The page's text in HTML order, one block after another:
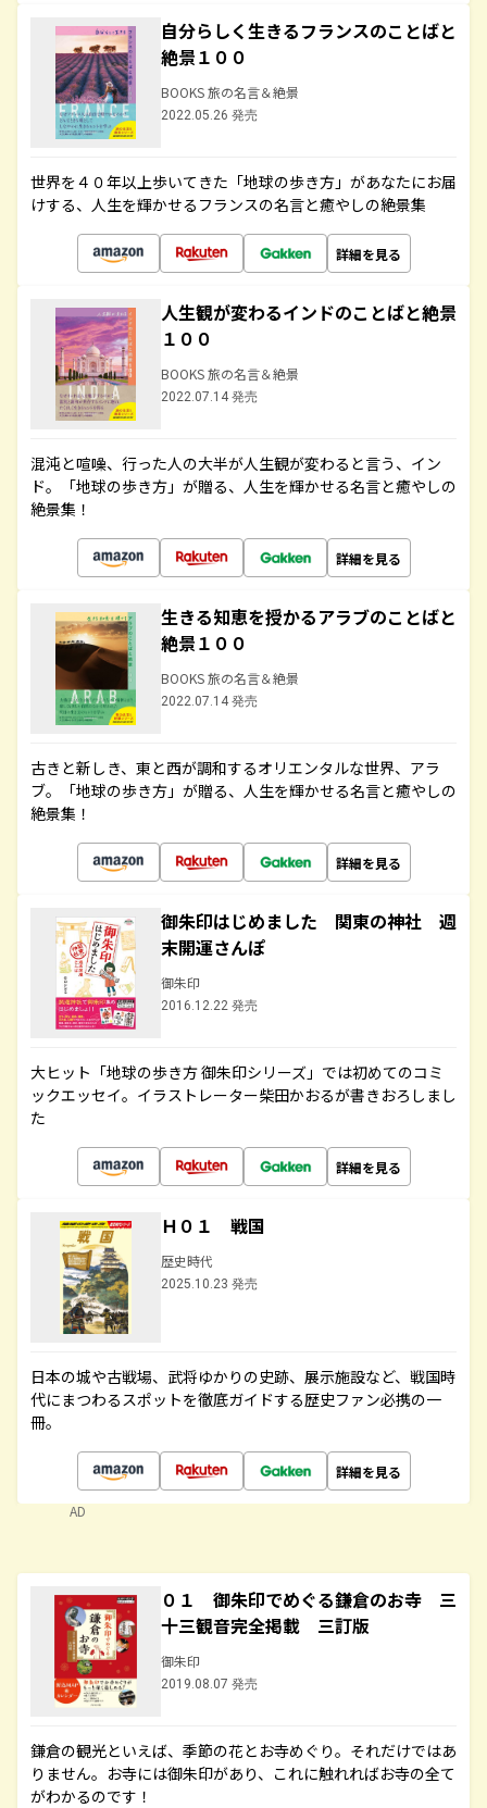
自分らしく生きるフランスのことばと
絶景１００
BOOKS 旅の名言＆絶景
2022.05.26 発売
世界を４０年以上歩いてきた「地球の歩き方」があなたにお届
けする、人生を輝かせるフランスの名言と癒やしの絶景集
詳細を見る
人生観が変わるインドのことばと絶景
１００
BOOKS 旅の名言＆絶景
2022.07.14 発売
混沌と喧噪、行った人の大半が人生観が変わると言う、イン
ド。「地球の歩き方」が贈る、人生を輝かせる名言と癒やしの
絶景集！
詳細を見る
生きる知恵を授かるアラブのことばと
絶景１００
BOOKS 旅の名言＆絶景
2022.07.14 発売
古きと新しき、東と西が調和するオリエンタルな世界、アラ
ブ。「地球の歩き方」が贈る、人生を輝かせる名言と癒やしの
絶景集！
詳細を見る
御朱印はじめました 関東の神社 週
末開運さんぽ
御朱印
2016.12.22 発売
大ヒット「地球の歩き方 御朱印シリーズ」では初めてのコミ
ックエッセイ。イラストレーター柴田かおるが書きおろしまし
た
詳細を見る
Ｈ０１ 戦国
歴史時代
2025.10.23 発売
日本の城や古戦場、武将ゆかりの史跡、展示施設など、戦国時
代にまつわるスポットを徹底ガイドする歴史ファン必携の一
冊。
詳細を見る
AD
０１ 御朱印でめぐる鎌倉のお寺 三
十三観音完全掲載 三訂版
御朱印
2019.08.07 発売
鎌倉の観光といえば、季節の花とお寺めぐり。それだけではあ
りません。お寺には御朱印があり、これに触れればお寺の全て
がわかるのです！